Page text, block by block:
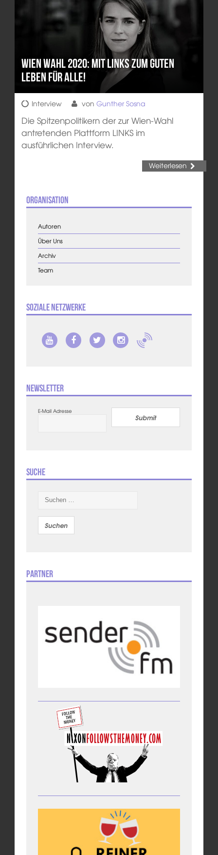
Wien Wahl 2020: Mit LINKS zum guten
Leben für alle!
Interview von Gunther Sosna
Die Spitzenpolitikern der zur Wien-Wahl
antretenden Plattform LINKS im
ausführlichen Interview.
Weiterlesen
Organisation
Autoren
Über Uns
Archiv
Team
Soziale Netzwerke
Newsletter
E-Mail Adresse
Submit
Suche
nach:
Partner